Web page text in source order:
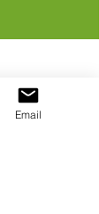
Email